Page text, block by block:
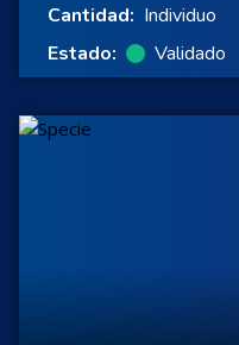
Cantidad: Individuo
Estado:
Validado